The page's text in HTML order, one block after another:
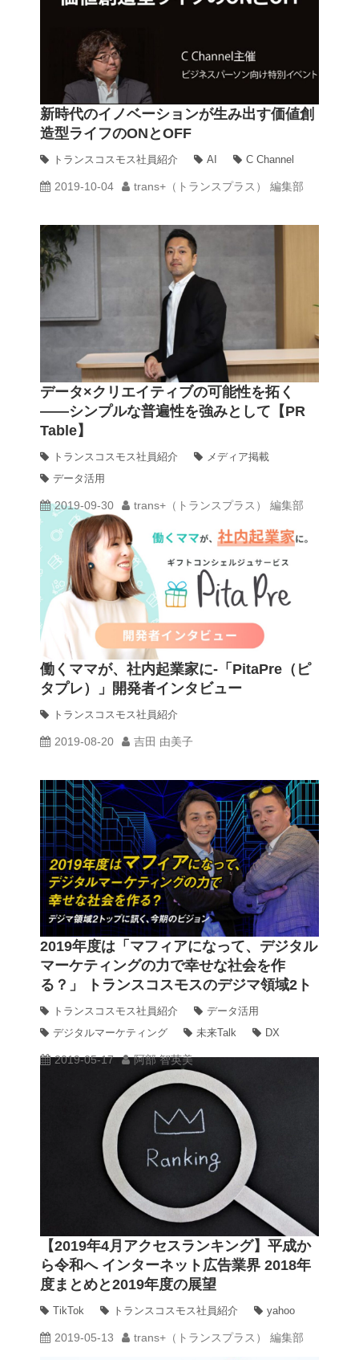
新時代のイノベーションが生み出す価値創
造型ライフのONとOFF
トランスコスモス社員紹介 AI C Channel
2019-10-04 trans+（トランスプラス） 編集部
データ×クリエイティブの可能性を拓く
――シンプルな普遍性を強みとして【PR
Table】
トランスコスモス社員紹介
メディア掲載
データ活用
2019-09-30 trans+（トランスプラス） 編集部
働くママが、社内起業家に-「PitaPre（ピ
タプレ）」開発者インタビュー
トランスコスモス社員紹介
2019-08-20 吉田 由美子
2019年度は「マフィアになって、デジタル
マーケティングの力で幸せな社会を作
る？」 トランスコスモスのデジマ領域2ト
ップに訊く、今期のビジョン
トランスコスモス社員紹介
データ活用
デジタルマーケティング
未来Talk DX
2019-05-17 阿部 智英美
【2019年4月アクセスランキング】平成か
ら令和へ インターネット広告業界 2018年
度まとめと2019年度の展望
TikTok トランスコスモス社員紹介 yahoo
2019-05-13 trans+（トランスプラス） 編集部